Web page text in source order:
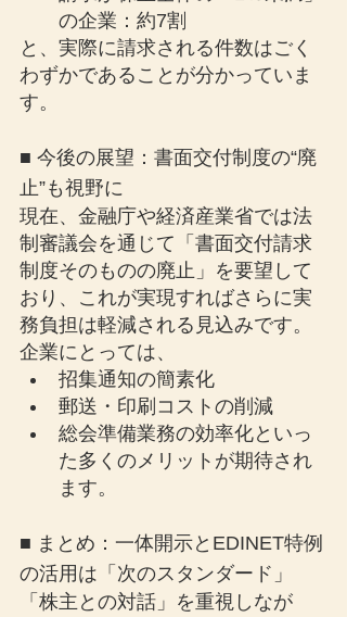
の企業：約7割
と、実際に請求される件数はごく
わずかであることが分かっていま
す。
■ 今後の展望：書面交付制度の“廃
止”も視野に
現在、金融庁や経済産業省では法
制審議会を通じて「書面交付請求
制度そのものの廃止」を要望して
おり、これが実現すればさらに実
務負担は軽減される見込みです。
企業にとっては、
招集通知の簡素化
郵送・印刷コストの削減
総会準備業務の効率化といっ
た多くのメリットが期待され
ます。
■ まとめ：一体開示とEDINET特例
の活用は「次のスタンダード」
「株主との対話」を重視しなが